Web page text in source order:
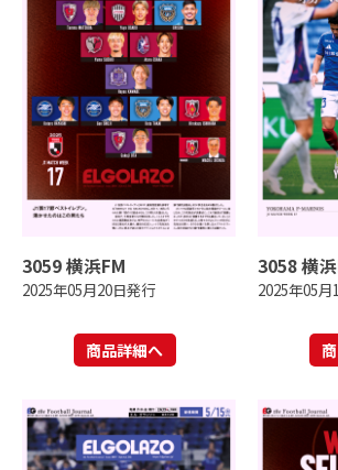
3059 横浜FM
2025年05月20日発行
商品詳細へ
3058 横
2025年05